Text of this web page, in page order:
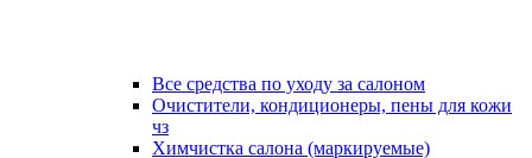
Все средства по уходу за салоном
Очистители, кондиционеры, пены для кожи
чз
Химчистка салона (маркируемые)